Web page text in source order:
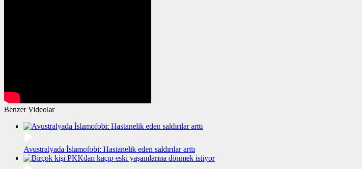
Benzer Videolar
Avustralyada İslamofobi: Hastanelik eden saldırılar arttı